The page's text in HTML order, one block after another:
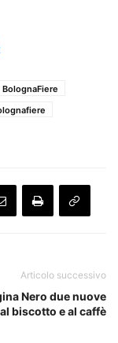
BolognaFiere
Articolo successivo
Nero due nuove
biscotto e al caffè